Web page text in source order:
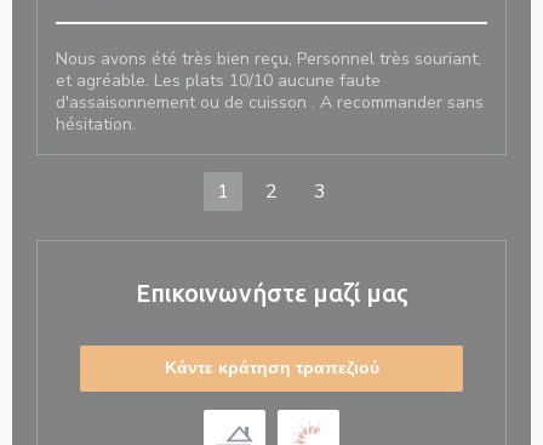
Nous avons été très bien reçu, Personnel très souriant,
et agréable. Les plats 10/10 aucune faute
d'assaisonnement ou de cuisson . A recommander sans
hésitation.
1 2 3
Επικοινωνήστε μαζί μας
Κάντε κράτηση τραπεζιού